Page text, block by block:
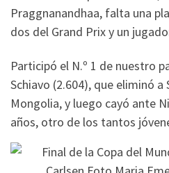
Praggnanandhaa, falta una
dos del Grand Prix y un
Participó el N.º 1 de nuestro
Schiavo (2.604), que eliminó
Mongolia, y luego cayó ante
años, otro de los tantos